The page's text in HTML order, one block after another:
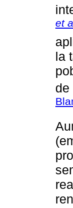
et
la
de